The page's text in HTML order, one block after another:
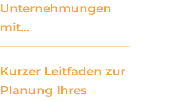
Unternehmungen
mit…
Kurzer Leitfaden zur
Planung Ihres